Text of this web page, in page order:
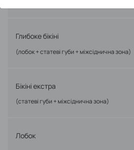
Глибоке бікіні
(лобок + статеві губи + міжсіднична зона)
Бікіні екстра
(статеві губи + міжсіднична зона)
Лобок
empty.